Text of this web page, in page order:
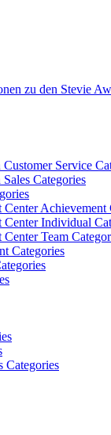
zu den Stevie
Service
Categories
Achievement
Individual
Team
Categories
Categories